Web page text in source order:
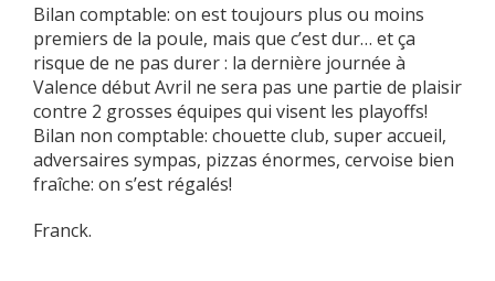
Bilan comptable: on est toujours plus ou moins
premiers de la poule, mais que c’est dur… et ça
risque de ne pas durer : la dernière journée à
Valence début Avril ne sera pas une partie de plaisir
contre 2 grosses équipes qui visent les playoffs!
Bilan non comptable: chouette club, super accueil,
adversaires sympas, pizzas énormes, cervoise bien
fraîche: on s’est régalés!
Franck.